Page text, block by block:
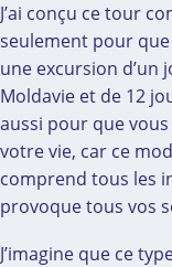
J’ai conçu ce tour
seulement pour que
une excursion d’un
Moldavie et de 12
aussi pour que
votre vie, car ce
comprend tous les
provoque tous vos
J’imagine que ce